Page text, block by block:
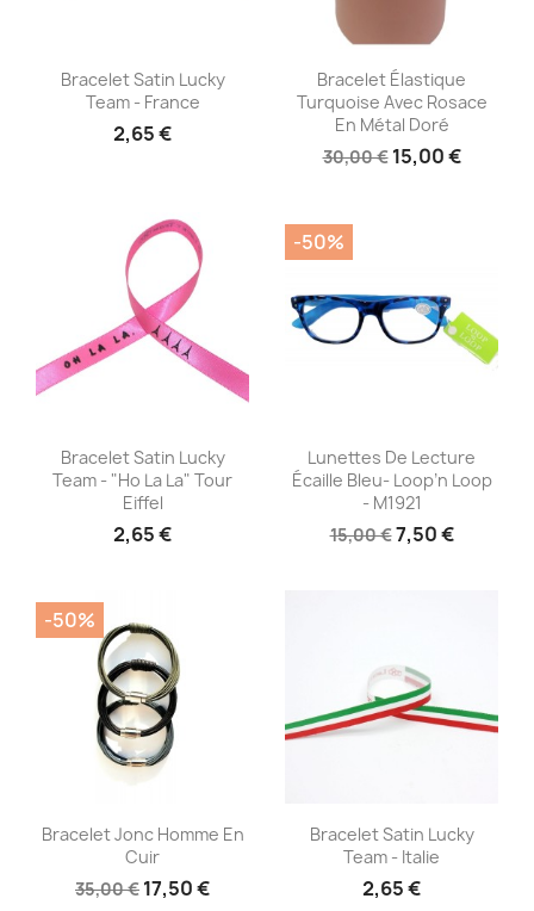
Aperçu rapide
Bracelet Satin Lucky
Team - France
2,65 €
Aperçu rapide
Bracelet Élastique
Turquoise Avec Rosace
En Métal Doré
30,00 € 15,00 €
Aperçu rapide
Bracelet Satin Lucky
Team - "Ho La La" Tour
Eiffel
2,65 €
Aperçu rapide
Lunettes De Lecture
Écaille Bleu- Loop’n Loop
- M1921
15,00 €7,50 €
-50%
Aperçu rapide
Bracelet Jonc Homme En
Cuir
35,00 € 17,50 €
-50%
Aperçu rapide
Bracelet Satin Lucky
Team - Italie
2,65 €